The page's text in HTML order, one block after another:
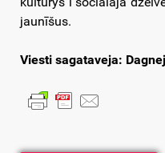
jaunīšus.
Viesti sagataveja: